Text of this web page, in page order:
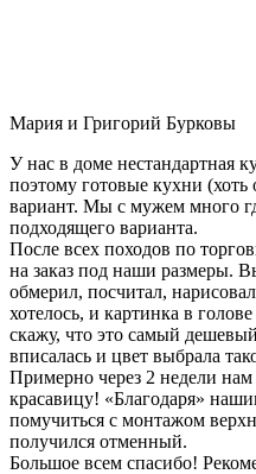
Мария и Григорий Бурковы
У нас в доме нестандартная
поэтому готовые кухни
вариант. Мы с мужем много
подходящего варианта.
После всех походов по
на заказ под наши размеры.
обмерил, посчитал,
хотелось, и картинка в
скажу, что это самый
вписалась и цвет выбрала
Примерно через 2 недели
красавицу! «Благодаря»
помучиться с монтажом
получился отменный.
Большое всем спасибо!